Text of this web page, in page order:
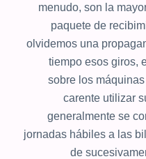
menudo, son la
paquete de
olvidemos una
tiempo esos giros,
sobre los
carente utilizar
generalmente se
jornadas hábiles a las
de